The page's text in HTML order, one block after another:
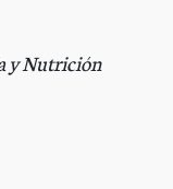
y Nutrición